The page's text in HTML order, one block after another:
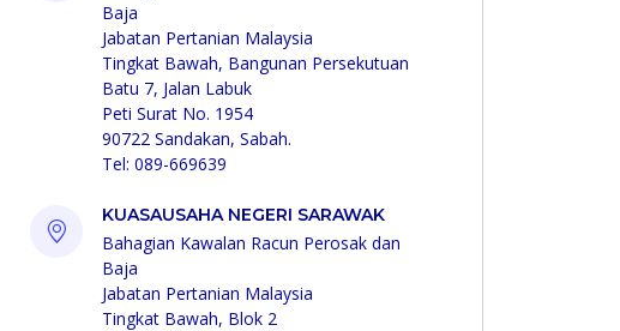
Baja
Jabatan Pertanian Malaysia
Tingkat Bawah, Bangunan Persekutuan
Batu 7, Jalan Labuk
Peti Surat No. 1954
90722 Sandakan, Sabah.
Tel: 089-669639
KUASAUSAHA NEGERI SARAWAK
Bahagian Kawalan Racun Perosak dan
Baja
Jabatan Pertanian Malaysia
Tingkat Bawah, Blok 2